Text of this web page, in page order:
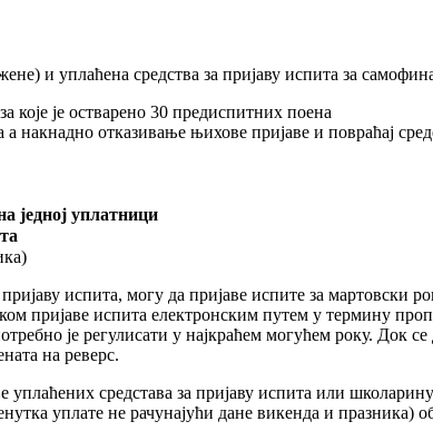
и уплаћена средства за пријаву испита за
за које је остварено 30 предиспитних поена
накнадно отказивање њихове пријаве и повраћај
једној уплатници
испита, могу да пријаве испите за мартовски
пријаве испита електронским путем у термину
је регулисати у најкраћем могућем року. Док
на реверс.
средстава за пријаву испита или
уплате не рачунајући дане викенда и празника)